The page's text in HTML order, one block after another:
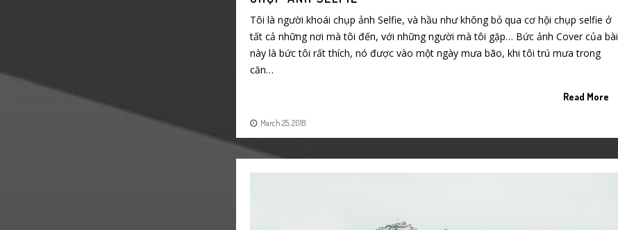
Tôi là người khoái chụp ảnh Selfie, và hầu như không bỏ qua cơ hội chụp selfie ở
tất cả những nơi mà tôi đến, với những người mà tôi gặp… Bức ảnh Cover của bài
này là bức tôi rất thích, nó được vào một ngày mưa bão, khi tôi trú mưa trong
căn…
Read More
March 25, 2018